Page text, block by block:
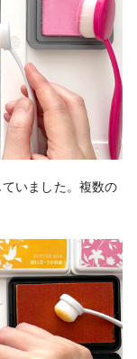
いました。複数の